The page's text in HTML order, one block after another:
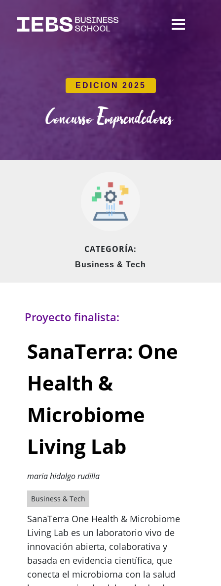
EDICION 2025
CATEGORÍA:
Business & Tech
Proyecto finalista:
SanaTerra: One
Health &
Microbiome
Living Lab
maria hidalgo rudilla
Business & Tech
SanaTerra One Health & Microbiome
Living Lab es un laboratorio vivo de
innovación abierta, colaborativa y
basada en evidencia científica, que
conecta el microbioma con la salud